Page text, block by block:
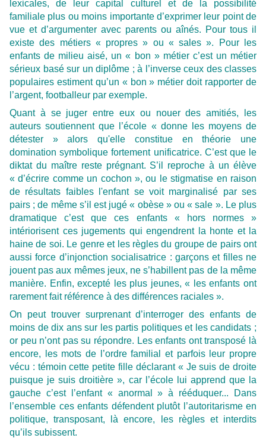
lexicales, de leur capital culturel et de la possibilité
familiale plus ou moins importante d’exprimer leur point de
vue et d’argumenter avec parents ou aînés. Pour tous il
existe des métiers « propres » ou « sales ». Pour les
enfants de milieu aisé, un « bon » métier c’est un métier
sérieux basé sur un diplôme ; à l’inverse ceux des classes
populaires estiment qu’un « bon » métier doit rapporter de
l’argent, footballeur par exemple.
Quant à se juger entre eux ou nouer des amitiés, les
auteurs soutiennent que l’école « donne les moyens de
détester » alors qu'elle constitue en théorie une
domination symbolique fortement unificatrice. C’est que le
diktat du maître reste prégnant. S’il reproche à un élève
« d’écrire comme un cochon », ou le stigmatise en raison
de résultats faibles l'enfant se voit marginalisé par ses
pairs ; de même s’il est jugé « obèse » ou « sale ». Le plus
dramatique c’est que ces enfants « hors normes »
intériorisent ces jugements qui engendrent la honte et la
haine de soi. Le genre et les règles du groupe de pairs ont
aussi force d’injonction socialisatrice : garçons et filles ne
jouent pas aux mêmes jeux, ne s’habillent pas de la même
manière. Enfin, excepté les plus jeunes, « les enfants ont
rarement fait référence à des différences raciales ».
On peut trouver surprenant d’interroger des enfants de
moins de dix ans sur les partis politiques et les candidats ;
or peu n’ont pas su répondre. Les enfants ont transposé là
encore, les mots de l’ordre familial et parfois leur propre
vécu : témoin cette petite fille déclarant « Je suis de droite
puisque je suis droitière », car l’école lui apprend que la
gauche c’est l’enfant « anormal » à rééduquer... Dans
l’ensemble ces enfants défendent plutôt l’autoritarisme en
politique, transposant, là encore, les règles et interdits
qu’ils subissent.